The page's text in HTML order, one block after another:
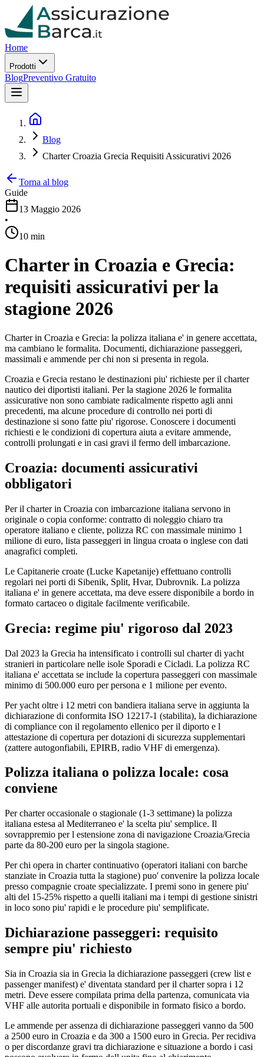
Home
Prodotti
BlogPreventivo Gratuito
Blog
Charter Croazia Grecia Requisiti Assicurativi 2026
Torna al blog
Guide
13 Maggio 2026
•
10 min
Charter in Croazia e Grecia:
requisiti assicurativi per la
stagione 2026
Charter in Croazia e Grecia: la polizza italiana e' in genere accettata,
ma cambiano le formalita. Documenti, dichiarazione passeggeri,
massimali e ammende per chi non si presenta in regola.
Croazia e Grecia restano le destinazioni piu' richieste per il charter
nautico dei diportisti italiani. Per la stagione 2026 le formalita
assicurative non sono cambiate radicalmente rispetto agli anni
precedenti, ma alcune procedure di controllo nei porti di
destinazione si sono fatte piu' rigorose. Conoscere i documenti
richiesti e le condizioni di copertura aiuta a evitare ammende,
controlli prolungati e in casi gravi il fermo dell imbarcazione.
Croazia: documenti assicurativi
obbligatori
Per il charter in Croazia con imbarcazione italiana servono in
originale o copia conforme: contratto di noleggio chiaro tra
operatore italiano e cliente, polizza RC con massimale minimo 1
milione di euro, lista passeggeri in lingua croata o inglese con dati
anagrafici completi.
Le Capitanerie croate (Lucke Kapetanije) effettuano controlli
regolari nei porti di Sibenik, Split, Hvar, Dubrovnik. La polizza
italiana e' in genere accettata, ma deve essere disponibile a bordo in
formato cartaceo o digitale facilmente verificabile.
Grecia: regime piu' rigoroso dal 2023
Dal 2023 la Grecia ha intensificato i controlli sul charter di yacht
stranieri in particolare nelle isole Sporadi e Cicladi. La polizza RC
italiana e' accettata se include la copertura passeggeri con massimale
minimo di 500.000 euro per persona e 1 milione per evento.
Per yacht oltre i 12 metri con bandiera italiana serve in aggiunta la
dichiarazione di conformita ISO 12217-1 (stabilita), la dichiarazione
di compliance con il regolamento ellenico per il diporto e l
attestazione di copertura per dotazioni di sicurezza supplementari
(zattere autogonfiabili, EPIRB, radio VHF di emergenza).
Polizza italiana o polizza locale: cosa
conviene
Per charter occasionale o stagionale (1-3 settimane) la polizza
italiana estesa al Mediterraneo e' la scelta piu' semplice. Il
sovrappremio per l estensione zona di navigazione Croazia/Grecia
parte da 80-200 euro per la singola stagione.
Per chi opera in charter continuativo (operatori italiani con barche
stanziate in Croazia tutta la stagione) puo' convenire la polizza locale
presso compagnie croate specializzate. I premi sono in genere piu'
alti del 15-25% rispetto a quelli italiani ma i tempi di gestione sinistri
in loco sono piu' rapidi e le procedure piu' semplificate.
Dichiarazione passeggeri: requisito
sempre piu' richiesto
Sia in Croazia sia in Grecia la dichiarazione passeggeri (crew list e
passenger manifest) e' diventata standard per il charter sopra i 12
metri. Deve essere compilata prima della partenza, comunicata via
VHF alle autorita portuali e disponibile in formato fisico a bordo.
Le ammende per assenza di dichiarazione passeggeri vanno da 500
a 2500 euro in Croazia e da 300 a 1500 euro in Grecia. Per recidiva
o per discordanze gravi tra dichiarazione e situazione a bordo i casi